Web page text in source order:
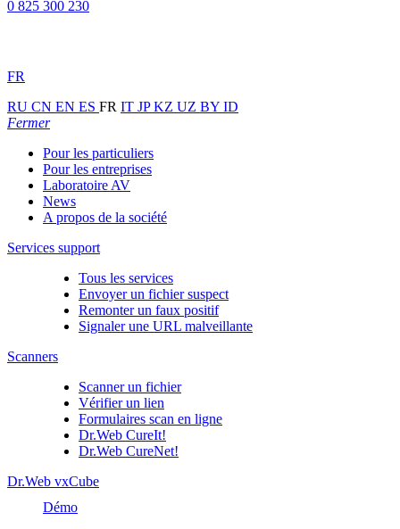
0 825 300 230
FR
RU CN EN ES FR IT JPKZ UZ BY ID
Fermer
Pour les particuliers
Pour les entreprises
Laboratoire AV
News
A propos de la société
Services support
Tous les services
Envoyer un fichier suspect
Remonter un faux positif
Signaler une URL malveillante
Scanners
Scanner un fichier
Vérifier un lien
Formulaires scan en ligne
Dr.Web CureIt!
Dr.Web CureNet!
Dr.Web vxCube
Démo